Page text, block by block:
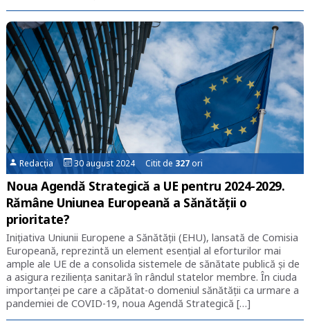
Redacția 30 august 2024 Citit de 327ori
Noua Agendă Strategică a UE pentru 2024-2029.
Rămâne Uniunea Europeană a Sănătății o
prioritate?
Inițiativa Uniunii Europene a Sănătății (EHU), lansată de Comisia
Europeană, reprezintă un element esențial al eforturilor mai
ample ale UE de a consolida sistemele de sănătate publică și de
a asigura reziliența sanitară în rândul statelor membre. În ciuda
importanței pe care a căpătat-o domeniul sănătății ca urmare a
pandemiei de COVID-19, noua Agendă Strategică […]